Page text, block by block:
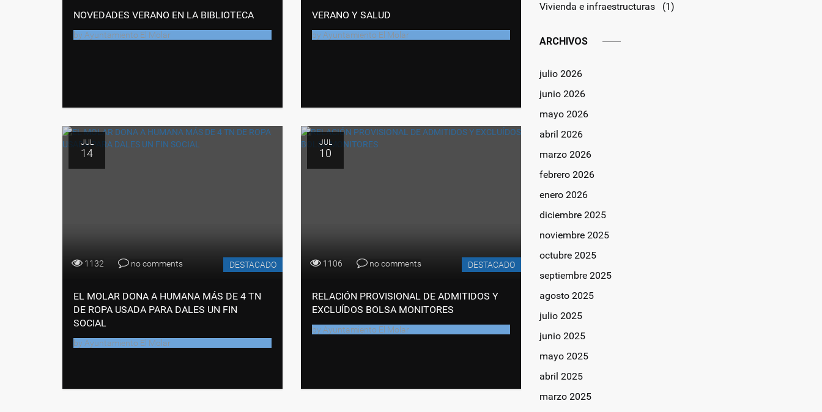
NOVEDADES VERANO EN LA BIBLIOTECA
by Ayuntamiento El Molar
VERANO Y SALUD
by Ayuntamiento El Molar
JUL
14
1132 no comments DESTACADO
EL MOLAR DONA A HUMANA MÁS DE 4 TN
DE ROPA USADA PARA DALES UN FIN
SOCIAL
by Ayuntamiento El Molar
JUL
10
1106 no comments DESTACADO
RELACIÓN PROVISIONAL DE ADMITIDOS Y
EXCLUÍDOS BOLSA MONITORES
by Ayuntamiento El Molar
Vivienda e infraestructuras
(1)
ARCHIVOS
julio 2026
junio 2026
mayo 2026
abril 2026
marzo 2026
febrero 2026
enero 2026
diciembre 2025
noviembre 2025
octubre 2025
septiembre 2025
agosto 2025
julio 2025
junio 2025
mayo 2025
abril 2025
marzo 2025